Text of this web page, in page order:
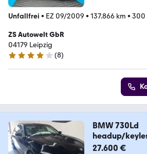
Unfallfrei • EZ 09/2009 • 137.866 km • 300
ZS Autowelt GbR
04179 Leipzig
3.9 Sterne
(8)
BMW 730Ld
27.600 €